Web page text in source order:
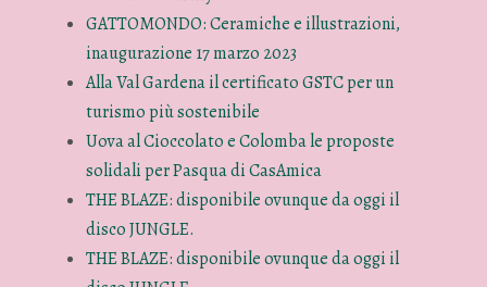
GATTOMONDO: Ceramiche e illustrazioni,
inaugurazione 17 marzo 2023
Alla Val Gardena il certificato GSTC per un
turismo più sostenibile
Uova al Cioccolato e Colomba le proposte
solidali per Pasqua di CasAmica
THE BLAZE: disponibile ovunque da oggi il
disco JUNGLE.
THE BLAZE: disponibile ovunque da oggi il